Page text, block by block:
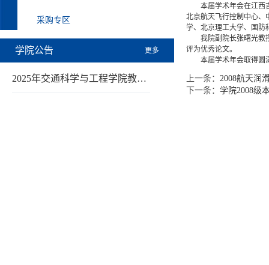
采购专区
学院公告 更多
2025年交通科学与工程学院教…
本届学术年会在江西
北京航天飞行控制中心、
学、北京理工大学、国防
我院副院长张曙光教
评为优秀论文。
本届学术年会取得圆
上一条： 2008航天润
下一条： 学院2008级